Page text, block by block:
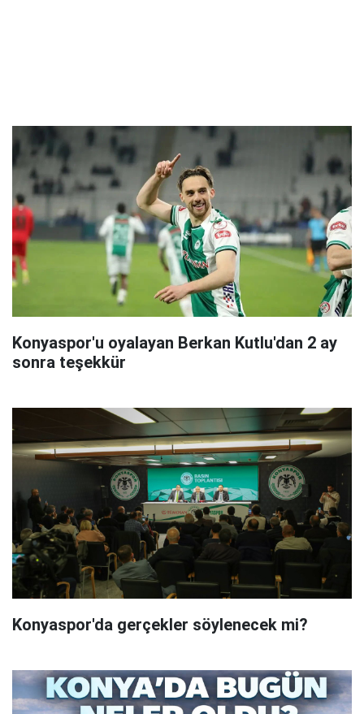
Konyaspor'u oyalayan Berkan Kutlu'dan 2 ay
sonra teşekkür
Konyaspor'da gerçekler söylenecek mi?